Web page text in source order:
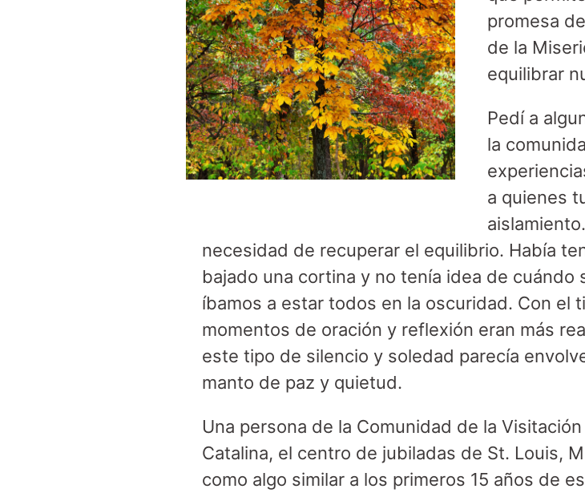
promesa
de la
equilibrar
Pedí a
la
a quienes
necesidad de recuperar el equilibrio. Había
bajado una cortina y no tenía idea de cuándo
íbamos a estar todos en la oscuridad. Con el
momentos de oración y reflexión eran más
este tipo de silencio y soledad parecía
manto de paz y quietud.
Una persona de la Comunidad de la
Catalina, el centro de jubiladas de St. Louis,
como algo similar a los primeros 15 años de